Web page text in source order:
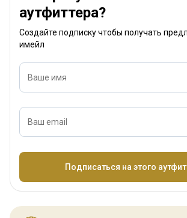
аутфиттера?
Создайте подписку чтобы получать
имейл
Ваше имя
Ваш email
НазваниеПодписаться на этого